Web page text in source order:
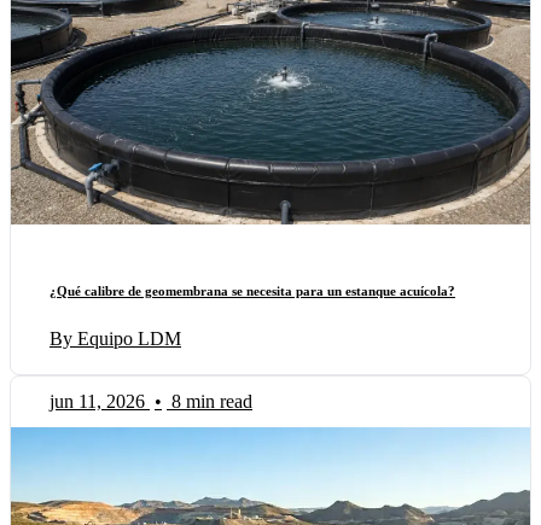
¿Qué calibre de geomembrana se necesita para un estanque acuícola?
By Equipo LDM
jun 11, 2026 • 8 min read